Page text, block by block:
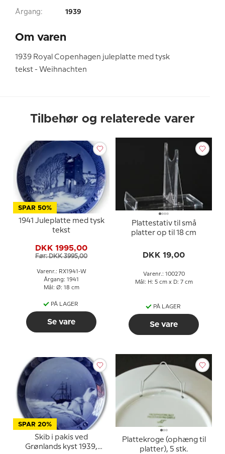
Årgang: 1939
Om varen
1939 Royal Copenhagen juleplatte med tysk
tekst - Weihnachten
Tilbehør og relaterede varer
SPAR 50%
1941 Juleplatte med tysk
tekst
DKK 1995,00
Før: DKK 3995,00
Varenr.: RX1941-W
Årgang: 1941
Mål: Ø: 18 cm
PÅ LAGER
Se vare
Plattestativ til små
platter op til 18 cm
DKK 19,00
Varenr.: 100270
Mål: H: 5 cm x D: 7 cm
PÅ LAGER
Se vare
SPAR 20%
Skib i pakis ved
Grønlands kyst 1939,
Plattekroge (ophæng til
platter), 5 stk.